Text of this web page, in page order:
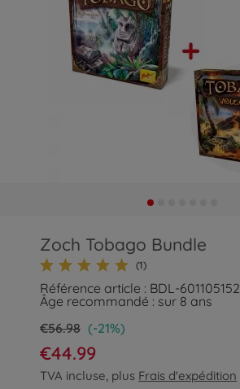
Zoch Tobago Bundle
(1)
Référence article : BDL-601105152
Âge recommandé : sur 8 ans
€56.98 (-21%)
€44.99
TVA incluse, plus Frais d'expédition